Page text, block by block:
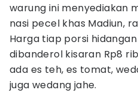
warung ini menyediakan
nasi pecel khas Madiun,
Harga tiap porsi
dibanderol kisaran Rp8
ada es teh, es tomat,
juga wedang jahe.